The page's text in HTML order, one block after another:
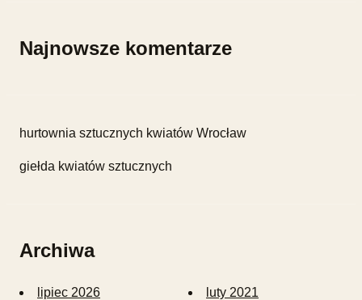
Najnowsze komentarze
hurtownia sztucznych kwiatów Wrocław
giełda kwiatów sztucznych
Archiwa
lipiec 2026
luty 2021